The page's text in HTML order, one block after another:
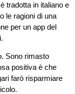
tradotta in italiano e
le ragioni di una
per un app del
Sono rimasto
positiva è che
farò risparmiare